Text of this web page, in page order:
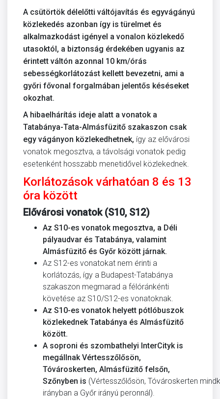
A csütörtök délelőtti váltójavítás és egyvágányú
közlekedés azonban így is türelmet és
alkalmazkodást igényel a vonalon közlekedő
utasoktól, a biztonság érdekében ugyanis az
érintett váltón azonnal 10 km/órás
sebességkorlátozást kellett bevezetni, ami a
győri fővonal forgalmában jelentős késéseket
okozhat.
A hibaelhárítás ideje alatt a vonatok a
Tatabánya-Tata-Almásfüzitő szakaszon csak
egy vágányon közlekedhetnek, így az elővárosi
vonatok megosztva, a távolsági vonatok pedig
esetenként hosszabb menetidővel közlekednek.
Korlátozások várhatóan 8 és 13
óra között
Elővárosi vonatok (S10, S12)
Az S10-es vonatok megosztva, a Déli
pályaudvar és Tatabánya, valamint
Almásfüzitő és Győr között járnak.
Az S12-es vonatokat nem érinti a
korlátozás, így a Budapest-Tatabánya
szakaszon megmarad a félóránkénti
követése az S10/S12-es vonatoknak.
Az S10-es vonatok helyett pótlóbuszok
közlekednek Tatabánya és Almásfüzitő
között.
A soproni és szombathelyi InterCityk is
megállnak Vértesszőlősön,
Tóvároskerten, Almásfüzitő felsőn,
Szőnyben is (Vértesszőlősön, Tóvároskerten
irányban a Győr irányú peronnál).